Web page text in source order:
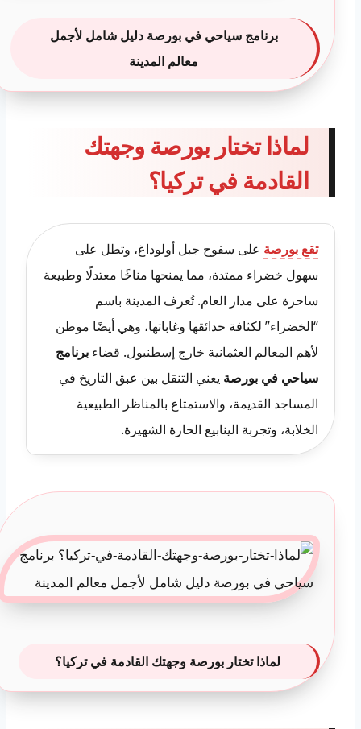
برنامج سياحي في بورصة دليل شامل لأجمل
معالم المدينة
لماذا تختار بورصة وجهتك
القادمة في تركيا؟
تقع بورصة على سفوح جبل أولوداغ، وتطل على
سهول خضراء ممتدة، مما يمنحها مناخًا معتدلًا وطبيعة
ساحرة على مدار العام. تُعرف المدينة باسم
“الخضراء” لكثافة حدائقها وغاباتها، وهي أيضًا موطن
لأهم المعالم العثمانية خارج إسطنبول. قضاء برنامج
سياحي في بورصة يعني التنقل بين عبق التاريخ في
المساجد القديمة، والاستمتاع بالمناظر الطبيعية
الخلابة، وتجربة الينابيع الحارة الشهيرة.
لماذا تختار بورصة وجهتك القادمة في تركيا؟